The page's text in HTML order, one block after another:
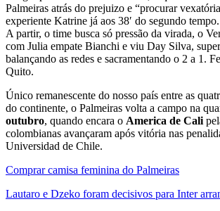
Palmeiras atrás do prejuizo e “procurar
experiente Katrine já aos 38′ do segundo tempo.
A partir, o time busca só pressão da virada, o
com Julia empate Bianchi e viu Day Silva,
balançando as redes e sacramentando o 2 a 1.
Quito.
Único remanescente do nosso país entre as
do continente, o Palmeiras volta a campo na
outubro, quando encara o America de Cali
colombianas avançaram após vitória nas
Universidad de Chile.
Comprar camisa feminina do Palmeiras
Lautaro e Dzeko foram decisivos para Inter